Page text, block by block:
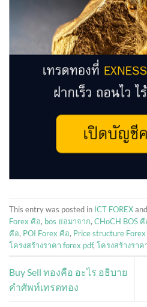
This entry was posted in ICT FOREX
Forex คือ, bos ย่อมาจาก, CHoCH BOS คื
คือ, POI Forex คือ, Price structure
โครงสร้างราคา forex pdf, โครงสร้างราค
Buy Sell ทองคือ อะไร อธิบาย
คำศัพท์เทรดทอง